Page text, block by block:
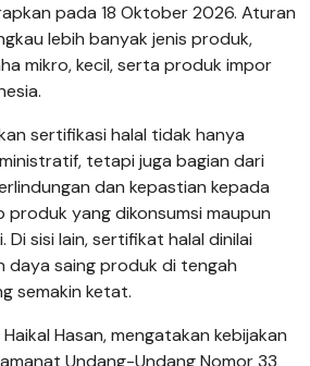
pada 18 Oktober 2026. Aturan
lebih banyak jenis produk,
mikro, kecil, serta produk impor
sertifikasi halal tidak hanya
tetapi juga bagian dari
dan kepastian kepada
yang dikonsumsi maupun
Di sisi lain, sertifikat halal dinilai
daya saing produk di tengah
semakin ketat.
Haikal Hasan, mengatakan kebijakan
Undang-Undang Nomor 33